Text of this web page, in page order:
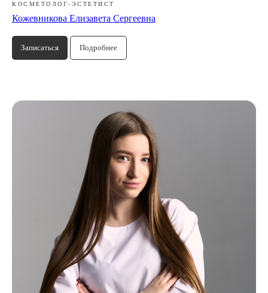
КОСМЕТОЛОГ-ЭСТЕТИСТ
Кожевникова Елизавета Сергеевна
Записаться Подробнее